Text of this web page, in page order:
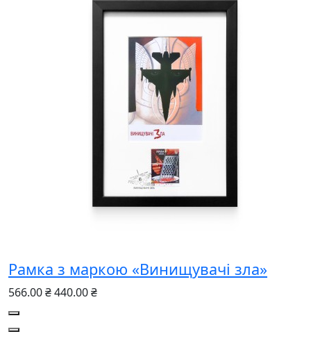
Рамка з маркою «Винищувачі зла»
566.00 ₴440.00 ₴